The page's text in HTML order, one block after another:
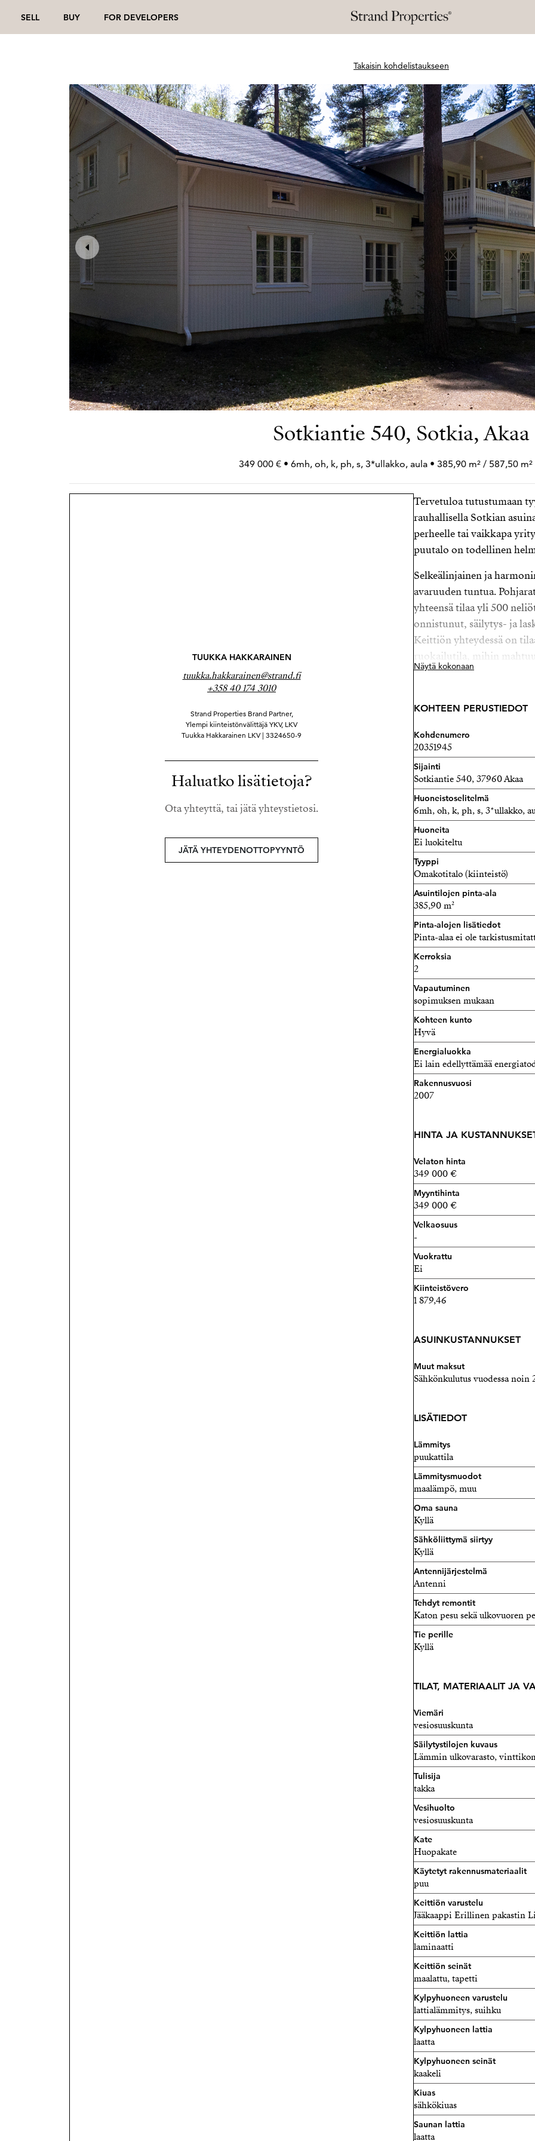
SELL BUY FOR DEVELOPERS
Takaisin kohdelistaukseen
Sotkiantie 540, Sotkia, Akaa
349 000 € • 6mh, oh, k, ph, s, 3*ullakko, aula • 385,90 m² / 587,50 m²
TUUKKA HAKKARAINEN
tuukka.hakkarainen@strand.fi
+358 40 174 3010
Strand Properties Brand Partner,
Ylempi kiinteistönvälittäjä YKV, LKV
Tuukka Hakkarainen LKV | 3324650-9
Haluatko lisätietoja?
Ota yhteyttä, tai jätä yhteystietosi.
JÄTÄ YHTEYDENOTTOPYYNTÖ
Tervetuloa tutustumaan
rauhallisella Sotkian
perheelle tai vaikkapa
puutalo on todellinen
Selkeälinjainen ja
avaruuden tuntua.
yhteensä tilaa yli 500
onnistunut, säilytys- ja
Keittiön yhteydessä on
ruokailutila, mihin
puitteet niin arkeen kuin
yhden huoneen työ- tai
asunnossa on yhteensä
jossa autokatos, autotalli
tule puutetta.
tilaa.
Tilavassa
Kodinhoitohuoneen
kuivatella vaatteet
saunassa voit nauttia
Piha on suunniteltu siten
monipuolisesti. Reilun
talviaikana ja suuremmat
varastossa.
Talo lämpenee
edullisina.
Tätät upeaa
kokonaisuuden pystyt
rohkeasti oma esittelyaika.
Tuukka Hakkarainen
Ylempi
Strand Properties Brand
040 174 3010 –
Näytä kokonaan
KOHTEEN PERUSTIEDOT
Kohdenumero
20351945
Sijainti
Sotkiantie 540, 37960 Akaa
Huoneistoselitelmä
6mh, oh, k, ph, s, 3*ullakko,
Huoneita
Ei luokiteltu
Tyyppi
Omakotitalo (kiinteistö)
Asuintilojen pinta-ala
385,90 m²
Pinta-alojen lisätiedot
Pinta-alaa ei ole
Kerroksia
2
Vapautuminen
sopimuksen mukaan
Kohteen kunto
Hyvä
Energialuokka
Ei lain edellyttämää
Rakennusvuosi
2007
HINTA JA
Velaton hinta
349 000 €
Myyntihinta
349 000 €
Velkaosuus
-
Vuokrattu
Ei
Kiinteistövero
1 879,46
ASUINKUSTANNUKSET
Muut maksut
Sähkönkulutus vuodessa noin
LISÄTIEDOT
Lämmitys
puukattila
Lämmitysmuodot
maalämpö, muu
Oma sauna
Kyllä
Sähköliittymä siirtyy
Kyllä
Antennijärjestelmä
Antenni
Tehdyt remontit
Katon pesu sekä ulkovuoren
Tie perille
Kyllä
TILAT, MATERIAALIT JA
Viemäri
vesiosuuskunta
Säilytystilojen kuvaus
Lämmin ulkovarasto,
Tulisija
takka
Vesihuolto
vesiosuuskunta
Kate
Huopakate
Käytetyt rakennusmateriaalit
puu
Keittiön varustelu
Jääkaappi Erillinen pakastin
Keittiön lattia
laminaatti
Keittiön seinät
maalattu, tapetti
Kylpyhuoneen varustelu
lattialämmitys, suihku
Kylpyhuoneen lattia
laatta
Kylpyhuoneen seinät
kaakeli
Kiuas
sähkökiuas
Saunan lattia
laatta